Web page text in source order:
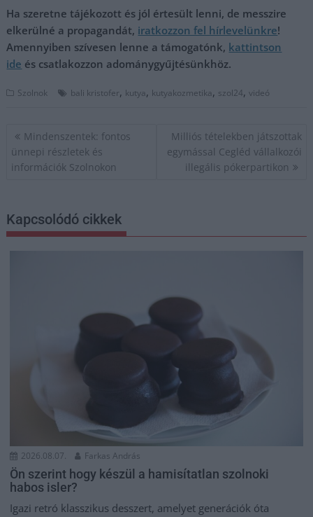
Ha szeretne tájékozott és jól értesült lenni, de messzire
elkerülné a propagandát, iratkozzon fel hírlevelünkre!
Amennyiben szívesen lenne a támogatónk, kattintson
ide és csatlakozzon adománygyűjtésünkhöz.
Szolnok bali kristofer, kutya, kutyakozmetika, szol24,videó
Bejegyzés
navigáció
Mindenszentek: fontos
ünnepi részletek és
információk Szolnokon
Milliós tételekben játszottak
egymással Cegléd vállalkozói
illegális pókerpartikon
Kapcsolódó cikkek
2026.08.07. Farkas András
Ön szerint hogy készül a hamisítatlan szolnoki
habos isler?
Igazi retró klasszikus desszert, amelyet generációk óta